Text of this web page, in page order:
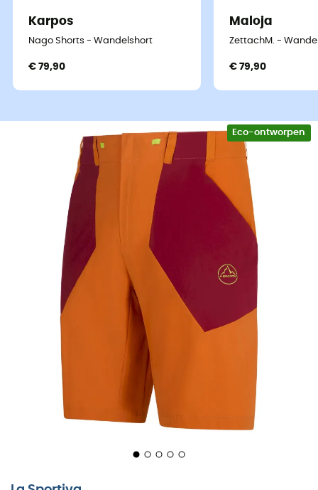
Karpos
Nago Shorts - Wandelshort
€ 79,90
Maloja
ZettachM. -
€ 79,90
Eco-ontworpen